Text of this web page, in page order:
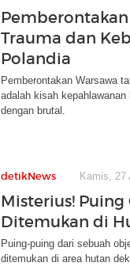
Pemberontakan
Trauma dan
Polandia
Pemberontakan Warsawa
adalah kisah
dengan brutal.
detikNews Kamis, 27
Misterius!
Ditemukan di
Puing-puing dari sebuah
ditemukan di area hutan